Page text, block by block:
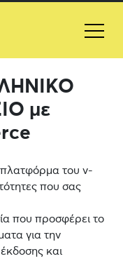
με
πλατφόρμα του v-
που σας
που προσφέρει το
για την
και